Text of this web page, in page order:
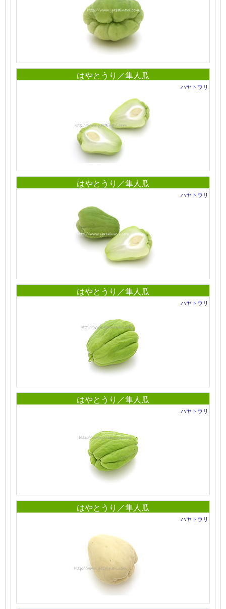
はやとうり／隼人瓜
ハヤトウリ
はやとうり／隼人瓜
ハヤトウリ
はやとうり／隼人瓜
ハヤトウリ
はやとうり／隼人瓜
ハヤトウリ
はやとうり／隼人瓜
ハヤトウリ